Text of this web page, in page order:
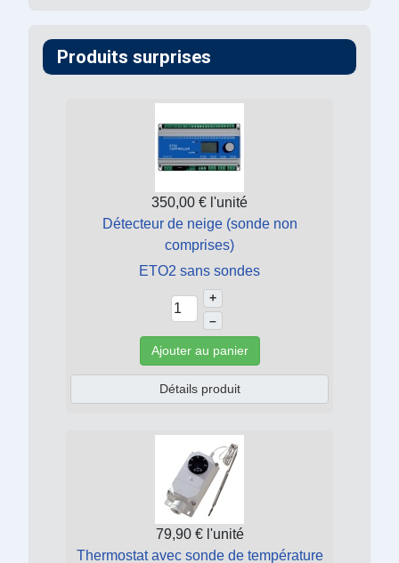
Produits surprises
350,00 € l'unité
Détecteur de neige (sonde non
comprises)
ETO2 sans sondes
+
–
Ajouter au panier
Détails produit
79,90 € l'unité
Thermostat avec sonde de température